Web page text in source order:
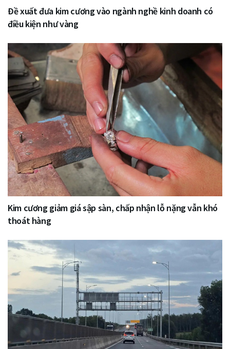
Đề xuất đưa kim cương vào ngành nghề kinh doanh có
điều kiện như vàng
Kim cương giảm giá sập sàn, chấp nhận lỗ nặng vẫn khó
thoát hàng